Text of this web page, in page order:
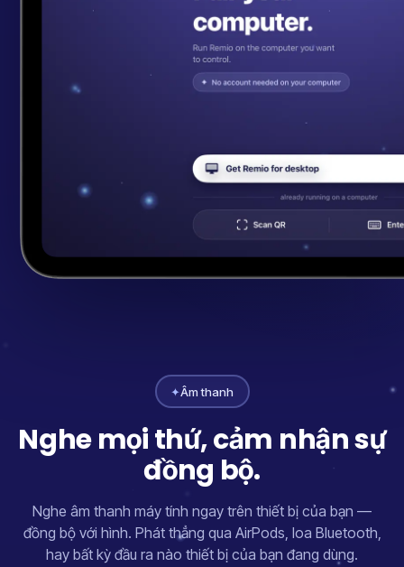
✦Âm thanh
Nghe mọi thứ, cảm nhận sự
đồng bộ.
Nghe âm thanh máy tính ngay trên thiết bị của bạn —
đồng bộ với hình. Phát thẳng qua AirPods, loa Bluetooth,
hay bất kỳ đầu ra nào thiết bị của bạn đang dùng.